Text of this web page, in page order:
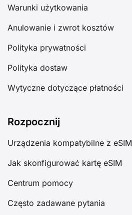
Warunki użytkowania
Anulowanie i zwrot kosztów
Polityka prywatności
Polityka dostaw
Wytyczne dotyczące płatności
Rozpocznij
Urządzenia kompatybilne z eSIM
Jak skonfigurować kartę eSIM
Centrum pomocy
Często zadawane pytania